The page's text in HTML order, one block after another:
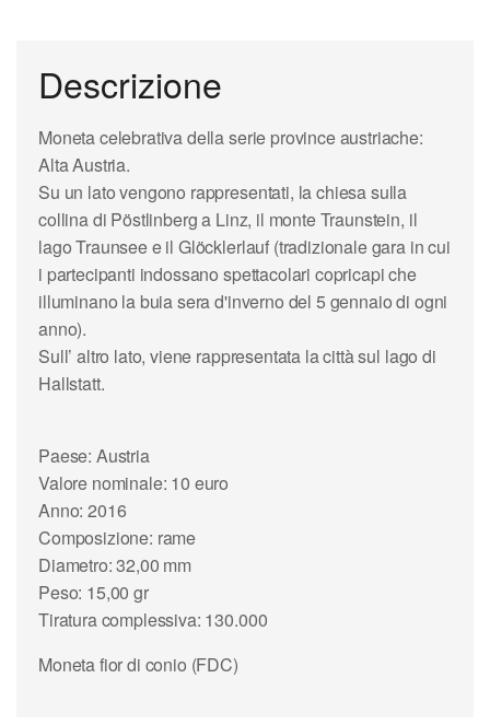
Descrizione
Moneta celebrativa della serie province austriache:
Alta Austria.
Su un lato vengono rappresentati, la chiesa sulla
collina di Pöstlinberg a Linz, il monte Traunstein, il
lago Traunsee e il Glöcklerlauf (tradizionale gara in cui
i partecipanti indossano spettacolari copricapi che
illuminano la buia sera d'inverno del 5 gennaio di ogni
anno).
Sull’ altro lato, viene rappresentata la città sul lago di
Hallstatt.
Paese: Austria
Valore nominale: 10 euro
Anno: 2016
Composizione: rame
Diametro: 32,00 mm
Peso: 15,00 gr
Tiratura complessiva: 130.000
Moneta fior di conio (FDC)